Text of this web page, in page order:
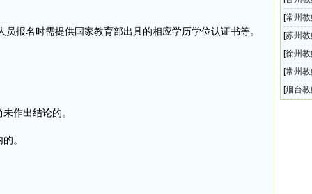
报名时需提供国家教育部出具的相应学历学位认证书等。
作出结论的。
。
中心幼
[常州
学
[苏州
景实验
[徐州
制教师
[常州
验中学
[烟台